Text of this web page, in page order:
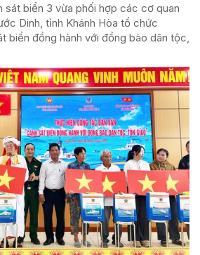
sát biển 3 vừa phối hợp các cơ quan
Dinh, tỉnh Khánh Hòa tổ chức
biển đồng hành với đồng bào dân tộc,